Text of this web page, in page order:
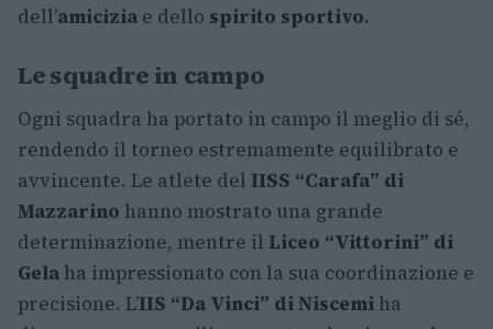
dell’amicizia e dello spirito sportivo.
Le squadre in campo
Ogni squadra ha portato in campo il meglio di sé,
rendendo il torneo estremamente equilibrato e
avvincente. Le atlete del IISS “Carafa” di
Mazzarino hanno mostrato una grande
determinazione, mentre il Liceo “Vittorini” di
Gela ha impressionato con la sua coordinazione e
precisione. L’IIS “Da Vinci” di Niscemi ha